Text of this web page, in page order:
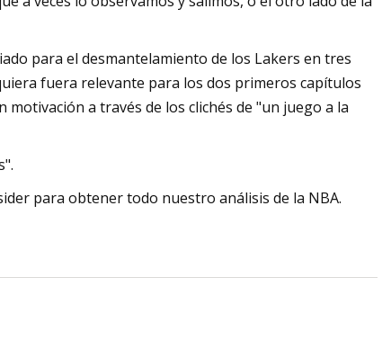
para el desmantelamiento de los Lakers en tres
fuera relevante para los dos primeros capítulos
a través de los clichés de "un juego a la
para obtener todo nuestro análisis de la NBA.